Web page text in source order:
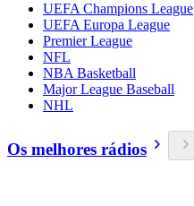
UEFA Champions League
UEFA Europa League
Premier League
NFL
NBA Basketball
Major League Baseball
NHL
Os melhores rádios